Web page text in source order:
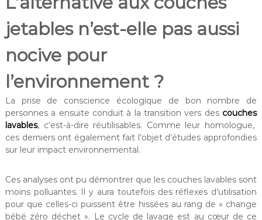
jetables n’est-elle pas aussi
nocive pour
l’environnement ?
La prise de conscience écologique de bon nombre de
personnes a ensuite conduit à la transition vers des couches
lavables, c’est-à-dire réutilisables. Comme leur homologue,
ces derniers ont également fait l’objet d’études approfondies
sur leur impact environnemental.
Ces analyses ont pu démontrer que les couches lavables sont
moins polluantes. Il y aura toutefois des réflexes d’utilisation
pour que celles-ci puissent être hissées au rang de « change
bébé zéro déchet ». Le cycle de lavage est au cœur de ce